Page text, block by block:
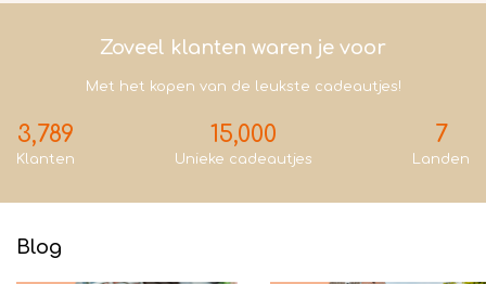
Zoveel klanten waren je voor
Met het kopen van de leukste cadeautjes!
3,789
Klanten
15,000
Unieke cadeautjes
7
Landen
Blog